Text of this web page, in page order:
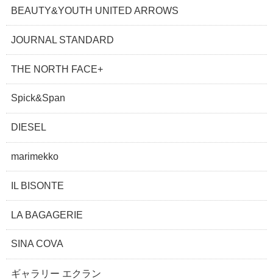
BEAUTY&YOUTH UNITED ARROWS
JOURNAL STANDARD
THE NORTH FACE+
Spick&Span
DIESEL
marimekko
IL BISONTE
LA BAGAGERIE
SINA COVA
ギャラリー エクラン